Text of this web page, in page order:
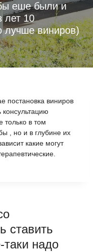
еше были и
лет 10
лучше виниров)
постановка виниров
только в том
, но и в глубине их
какие могут
ставить
таки надо